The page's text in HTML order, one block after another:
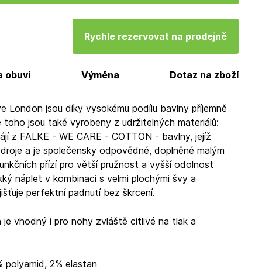
Rychle rezervovat na prodejně
obuvi Výměna Dotaz na zboží
London jsou díky vysokému podílu bavlny příjemně
toho jsou také vyrobeny z udržitelných materiálů:
z FALKE - WE CARE - COTTON - bavlny, jejíž
a je společensky odpovědné, doplněné malým
přízí pro větší pružnost a vyšší odolnost
náplet v kombinaci s velmi plochými švy a
perfektní padnutí bez škrcení.
je vhodný i pro nohy zvláště citlivé na tlak a
polyamid, 2% elastan